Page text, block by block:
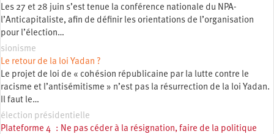
Les 27 et 28 juin s’est tenue la conférence nationale du NPA-
l’Anticapitaliste, afin de définir les orientations de l’organisation
pour l’élection…
sionisme
Le retour de la loi Yadan ?
Le projet de loi de « cohésion républicaine par la lutte contre le
racisme et l’antisémitisme » n’est pas la résurrection de la loi Yadan.
Il faut le…
élection présidentielle
Plateforme 4 : Ne pas céder à la résignation, faire de la politique